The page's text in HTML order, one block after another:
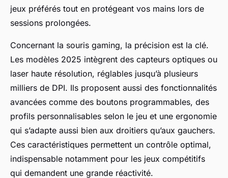
jeux préférés tout en protégeant vos mains lors de
sessions prolongées.
Concernant la souris gaming, la précision est la clé.
Les modèles 2025 intègrent des capteurs optiques ou
laser haute résolution, réglables jusqu’à plusieurs
milliers de DPI. Ils proposent aussi des fonctionnalités
avancées comme des boutons programmables, des
profils personnalisables selon le jeu et une ergonomie
qui s’adapte aussi bien aux droitiers qu’aux gauchers.
Ces caractéristiques permettent un contrôle optimal,
indispensable notamment pour les jeux compétitifs
qui demandent une grande réactivité.